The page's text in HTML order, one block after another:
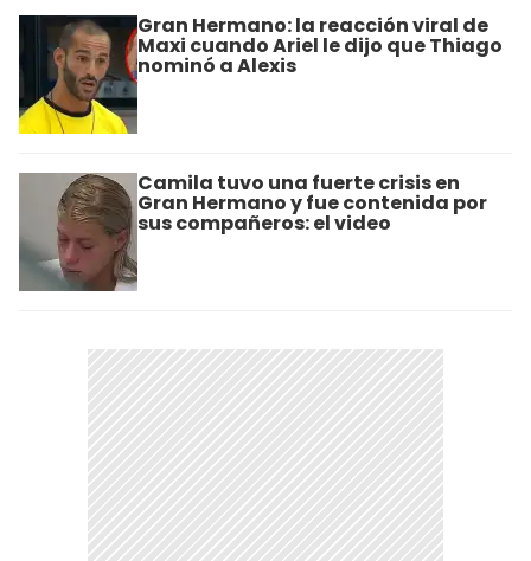
Gran Hermano: la reacción viral de
Maxi cuando Ariel le dijo que Thiago
nominó a Alexis
Camila tuvo una fuerte crisis en
Gran Hermano y fue contenida por
sus compañeros: el video